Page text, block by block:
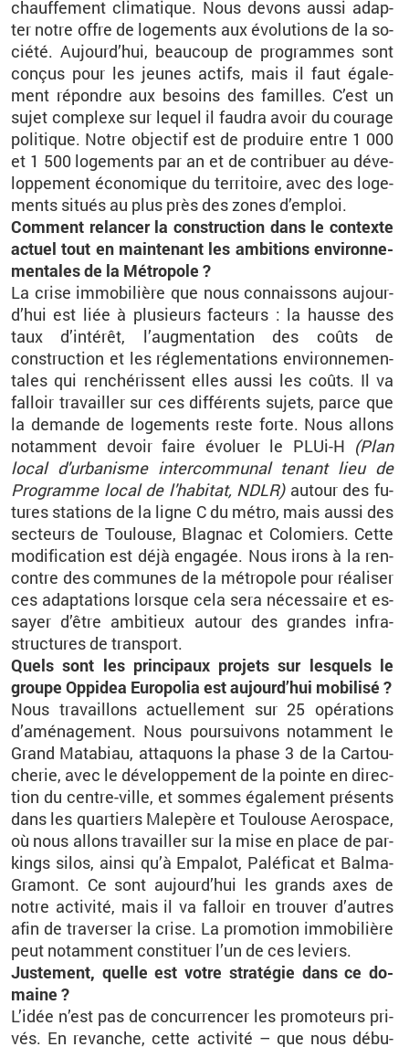
chauf­fe­ment cli­ma­tique. Nous de­vons aussi adap­
ter notre offre de lo­ge­ments aux évo­lu­tions de la so­
ciété. Au­jour­d’hui, beau­coup de pro­grammes sont
conçus pour les jeunes ac­tifs, mais il faut éga­le­
ment ré­pondre aux be­soins des fa­milles. C’est un
sujet com­plexe sur le­quel il fau­dra avoir du cou­rage
po­li­tique. Notre ob­jec­tif est de pro­duire entre 1 000
et 1 500 lo­ge­ments par an et de contri­buer au dé­ve­
lop­pe­ment éco­no­mique du ter­ri­toire, avec des lo­ge­
ments si­tués au plus près des zones d’em­ploi.
Com­ment re­lan­cer la construc­tion dans le contexte
ac­tuel tout en main­te­nant les am­bi­tions en­vi­ron­ne­
men­tales de la Mé­tro­pole ?
La crise im­mo­bi­lière que nous connais­sons au­jour­
d’hui est liée à plu­sieurs fac­teurs : la hausse des
taux d’in­té­rêt, l’aug­men­ta­tion des coûts de
construc­tion et les ré­gle­men­ta­tions en­vi­ron­ne­men­
tales qui ren­ché­rissent elles aussi les coûts. Il va
fal­loir tra­vailler sur ces dif­fé­rents su­jets, parce que
la de­mande de lo­ge­ments reste forte. Nous al­lons
no­tam­ment de­voir faire évo­luer le PLUi-H (Plan
local d'ur­ba­nisme in­ter­com­mu­nal te­nant lieu de
Pro­gramme local de l'ha­bi­tat, NDLR)au­tour des fu­
tures sta­tions de la ligne C du métro, mais aussi des
sec­teurs de Tou­louse, Bla­gnac et Co­lo­miers. Cette
mo­di­fi­ca­tion est déjà en­ga­gée. Nous irons à la ren­
contre des com­munes de la mé­tro­pole pour réa­li­ser
ces adap­ta­tions lorsque cela sera né­ces­saire et es­
sayer d’être am­bi­tieux au­tour des grandes in­fra­
struc­tures de trans­port.
Quels sont les prin­ci­paux pro­jets sur les­quels le
groupe Op­pi­dea Eu­ro­po­lia est au­jour­d’hui mo­bi­lisé ?
Nous tra­vaillons ac­tuel­le­ment sur 25 opé­ra­tions
d’amé­na­ge­ment. Nous pour­sui­vons no­tam­ment le
Grand Ma­ta­biau, at­ta­quons la phase 3 de la Car­tou­
che­rie, avec le dé­ve­lop­pe­ment de la pointe en di­rec­
tion du centre-ville, et sommes éga­le­ment pré­sents
dans les quar­tiers Ma­le­père et Tou­louse Ae­ros­pace,
où nous al­lons tra­vailler sur la mise en place de par­
kings silos, ainsi qu’à Em­pa­lot, Pa­lé­fi­cat et Balma-
Gra­mont. Ce sont au­jour­d’hui les grands axes de
notre ac­ti­vité, mais il va fal­loir en trou­ver d’autres
afin de tra­ver­ser la crise. La pro­mo­tion im­mo­bi­lière
peut no­tam­ment consti­tuer l’un de ces le­viers.
Jus­te­ment, quelle est votre stra­té­gie dans ce do­
maine ?
L’idée n’est pas de concur­ren­cer les pro­mo­teurs pri­
vés. En re­vanche, cette ac­ti­vité – que nous dé­bu­